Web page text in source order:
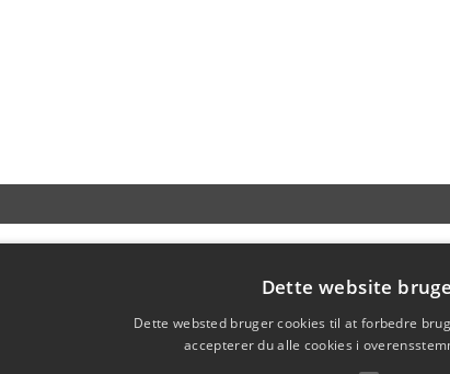
Dette website
Dette websted bruger cookies til at forbedre
accepterer du alle cookies i